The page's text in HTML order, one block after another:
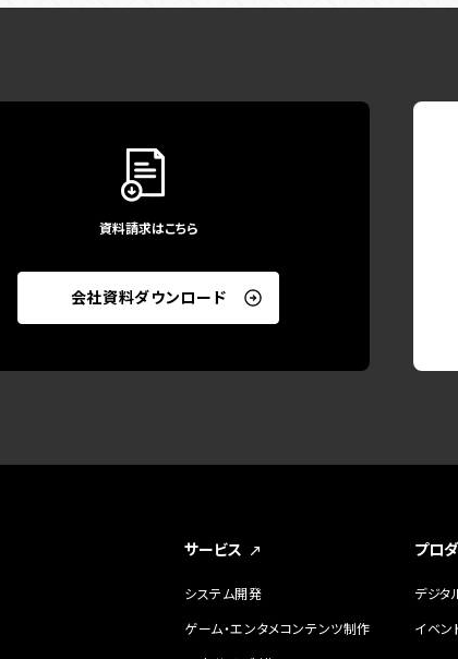
資料請求はこちら
会社資料ダウンロード
サービス
システム開発
ゲーム・エンタメコンテンツ制作
プロ
デジタ
イベン